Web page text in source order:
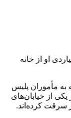
او از خانه
به مأموران پلیس
یکی از خیابان‌های